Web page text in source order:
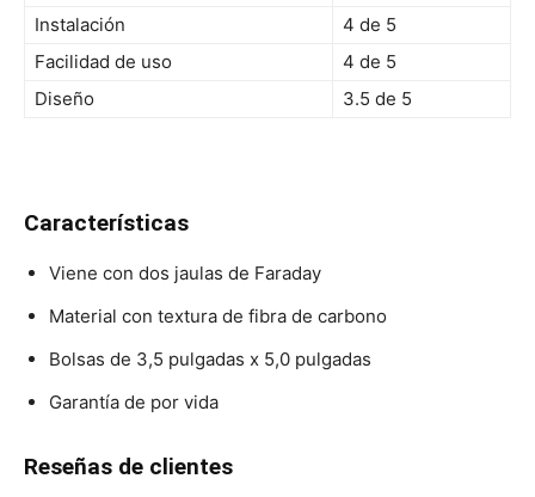
Instalación
4 de 5
Facilidad de uso
4 de 5
Diseño
3.5 de 5
Características
Viene con dos jaulas de Faraday
Material con textura de fibra de carbono
Bolsas de 3,5 pulgadas x 5,0 pulgadas
Garantía de por vida
Reseñas de clientes